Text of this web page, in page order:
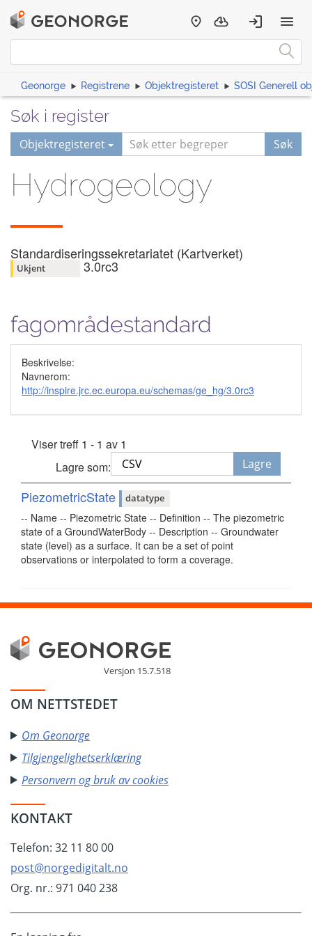
Geonorge Registrene Objektregisteret SOSI Generell
Søk i register
Objektregisteret Søk
Hydrogeology
Standardiseringssekretariatet (Kartverket)
Ukjent 3.0rc3
fagområdestandard
Beskrivelse:
Navnerom:
http://inspire.jrc.ec.europa.eu/schemas/ge_hg/3.0rc3
Viser treff 1 - 1 av 1
Lagre som:
Lagre
PiezometricState datatype
-- Name -- Piezometric State -- Definition -- The piezometric
state of a GroundWaterBody -- Description -- Groundwater
state (level) as a surface. It can be a set of point
observations or interpolated to form a coverage.